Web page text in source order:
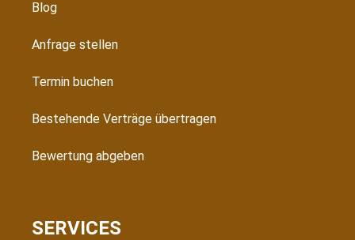
Blog
Anfrage stellen
Termin buchen
Bestehende Verträge übertragen
Bewertung abgeben
SERVICES